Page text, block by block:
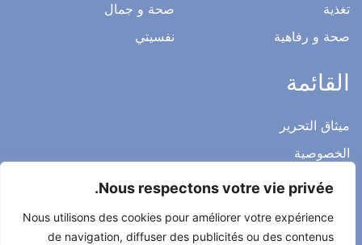
Nous respectons votre vie privée.
Nous utilisons des cookies pour améliorer votre expérience
de navigation, diffuser des publicités ou des contenus
تغذية
صحة و رفاهية
صحة و جمال
نفسيتي
القائمة
ميثاق التحرير
الخصوصية
الاشعار القانوني
اتصل بنا